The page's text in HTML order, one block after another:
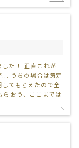
た！ 正直これが
うちの場合は策定
てもらえたので全
らおう、ここまでは